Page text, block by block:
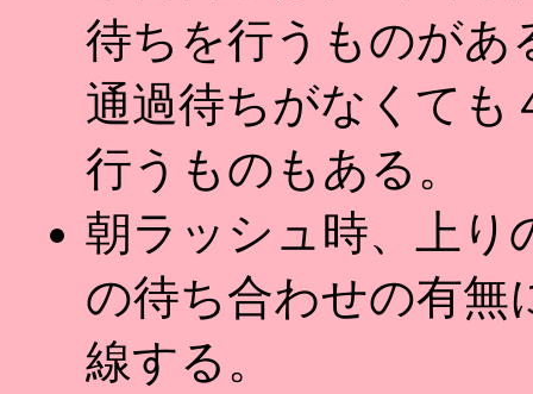
待ちを行うものがあ
通過待ちがなくても
行うものもある。
朝ラッシュ時、上り
の待ち合わせの有無
線する。